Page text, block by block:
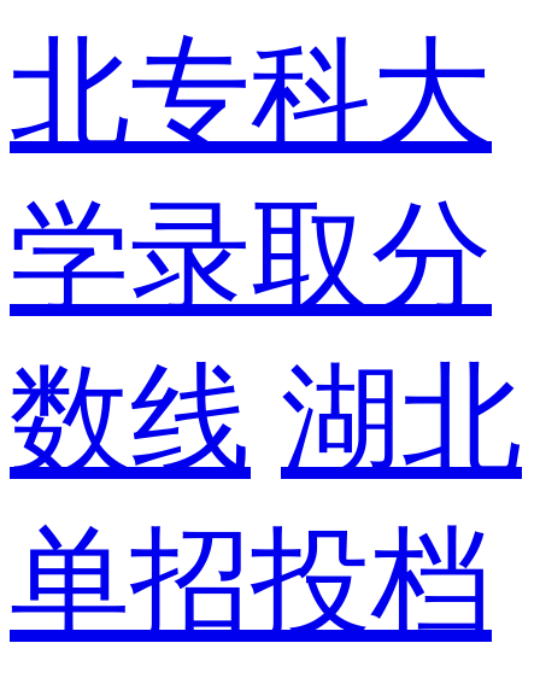
北专科大
学录取分
数线 湖北
单招投档